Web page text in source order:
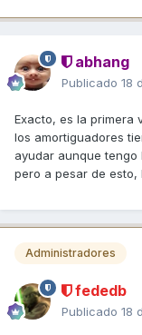
abhang
Publicado 18
Exacto, es la primera
los amortiguadores
ayudar aunque tengo
pero a pesar de esto,
Administradores
fededb
Publicado 18